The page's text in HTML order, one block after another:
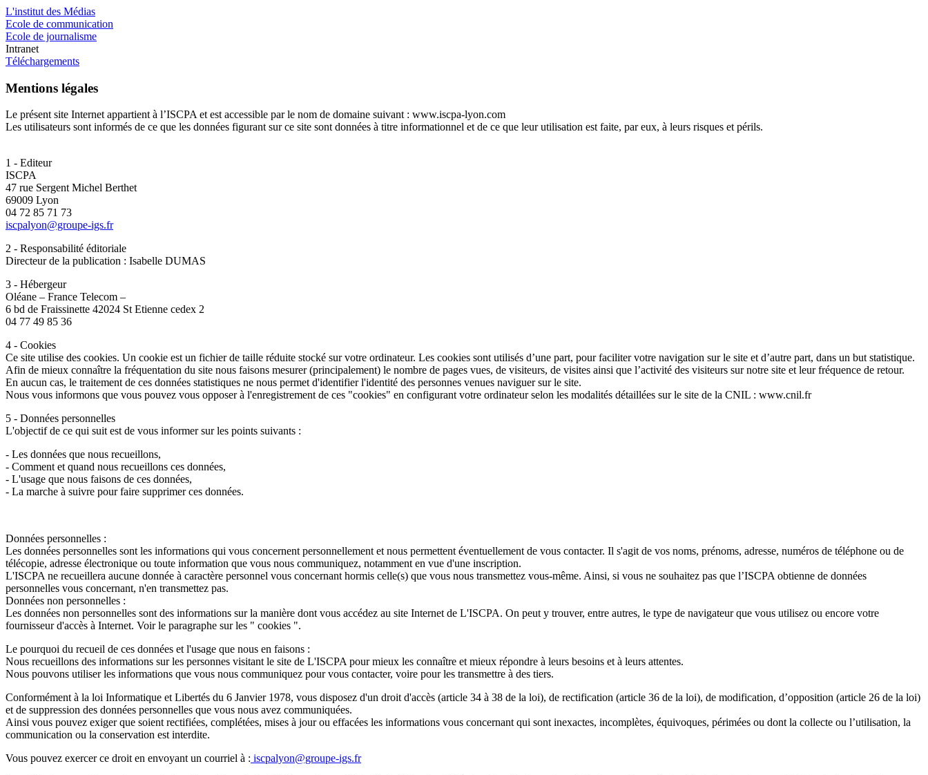
L'institut des Médias
Ecole de communication
Ecole de journalisme
Intranet
Téléchargements
Mentions légales
Le présent site Internet appartient à l’ISCPA et est accessible par le nom de domaine suivant : www.iscpa-lyon.com
Les utilisateurs sont informés de ce que les données figurant sur ce site sont données à titre informationnel et de ce que leur utilisation est faite, par eux, à leurs risques et périls.
1 - Editeur
ISCPA
47 rue Sergent Michel Berthet
69009 Lyon
04 72 85 71 73
iscpalyon@groupe-igs.fr
2 - Responsabilité éditoriale
Directeur de la publication : Isabelle DUMAS
3 - Hébergeur
Oléane – France Telecom –
6 bd de Fraissinette 42024 St Etienne cedex 2
04 77 49 85 36
4 - Cookies
Ce site utilise des cookies. Un cookie est un fichier de taille réduite stocké sur votre ordinateur. Les cookies sont utilisés d’une part, pour faciliter votre navigation sur le site et d’autre part, dans un but statistique.
Afin de mieux connaître la fréquentation du site nous faisons mesurer (principalement) le nombre de pages vues, de visiteurs, de visites ainsi que l’activité des visiteurs sur notre site et leur fréquence de retour.
En aucun cas, le traitement de ces données statistiques ne nous permet d'identifier l'identité des personnes venues naviguer sur le site.
Nous vous informons que vous pouvez vous opposer à l'enregistrement de ces "cookies" en configurant votre ordinateur selon les modalités détaillées sur le site de la CNIL : www.cnil.fr
5 - Données personnelles
L'objectif de ce qui suit est de vous informer sur les points suivants :
- Les données que nous recueillons,
- Comment et quand nous recueillons ces données,
- L'usage que nous faisons de ces données,
- La marche à suivre pour faire supprimer ces données.
Données personnelles :
Les données personnelles sont les informations qui vous concernent personnellement et nous permettent éventuellement de vous contacter. Il s'agit de vos noms, prénoms, adresse, numéros de téléphone ou de
télécopie, adresse électronique ou toute information que vous nous communiquez, notamment en vue d'une inscription.
L'ISCPA ne recueillera aucune donnée à caractère personnel vous concernant hormis celle(s) que vous nous transmettez vous-même. Ainsi, si vous ne souhaitez pas que l’ISCPA obtienne de données
personnelles vous concernant, n'en transmettez pas.
Données non personnelles :
Les données non personnelles sont des informations sur la manière dont vous accédez au site Internet de L'ISCPA. On peut y trouver, entre autres, le type de navigateur que vous utilisez ou encore votre
fournisseur d'accès à Internet. Voir le paragraphe sur les " cookies ".
Le pourquoi du recueil de ces données et l'usage que nous en faisons :
Nous recueillons des informations sur les personnes visitant le site de L'ISCPA pour mieux les connaître et mieux répondre à leurs besoins et à leurs attentes.
Nous pouvons utiliser les informations que vous nous communiquez pour vous contacter, voire pour les transmettre à des tiers.
Conformément à la loi Informatique et Libertés du 6 Janvier 1978, vous disposez d'un droit d'accès (article 34 à 38 de la loi), de rectification (article 36 de la loi), de modification, d’opposition (article 26 de la loi)
et de suppression des données personnelles que vous nous avez communiquées.
Ainsi vous pouvez exiger que soient rectifiées, complétées, mises à jour ou effacées les informations vous concernant qui sont inexactes, incomplètes, équivoques, périmées ou dont la collecte ou l’utilisation, la
communication ou la conservation est interdite.
Vous pouvez exercer ce droit en envoyant un courriel à : iscpalyon@groupe-igs.fr